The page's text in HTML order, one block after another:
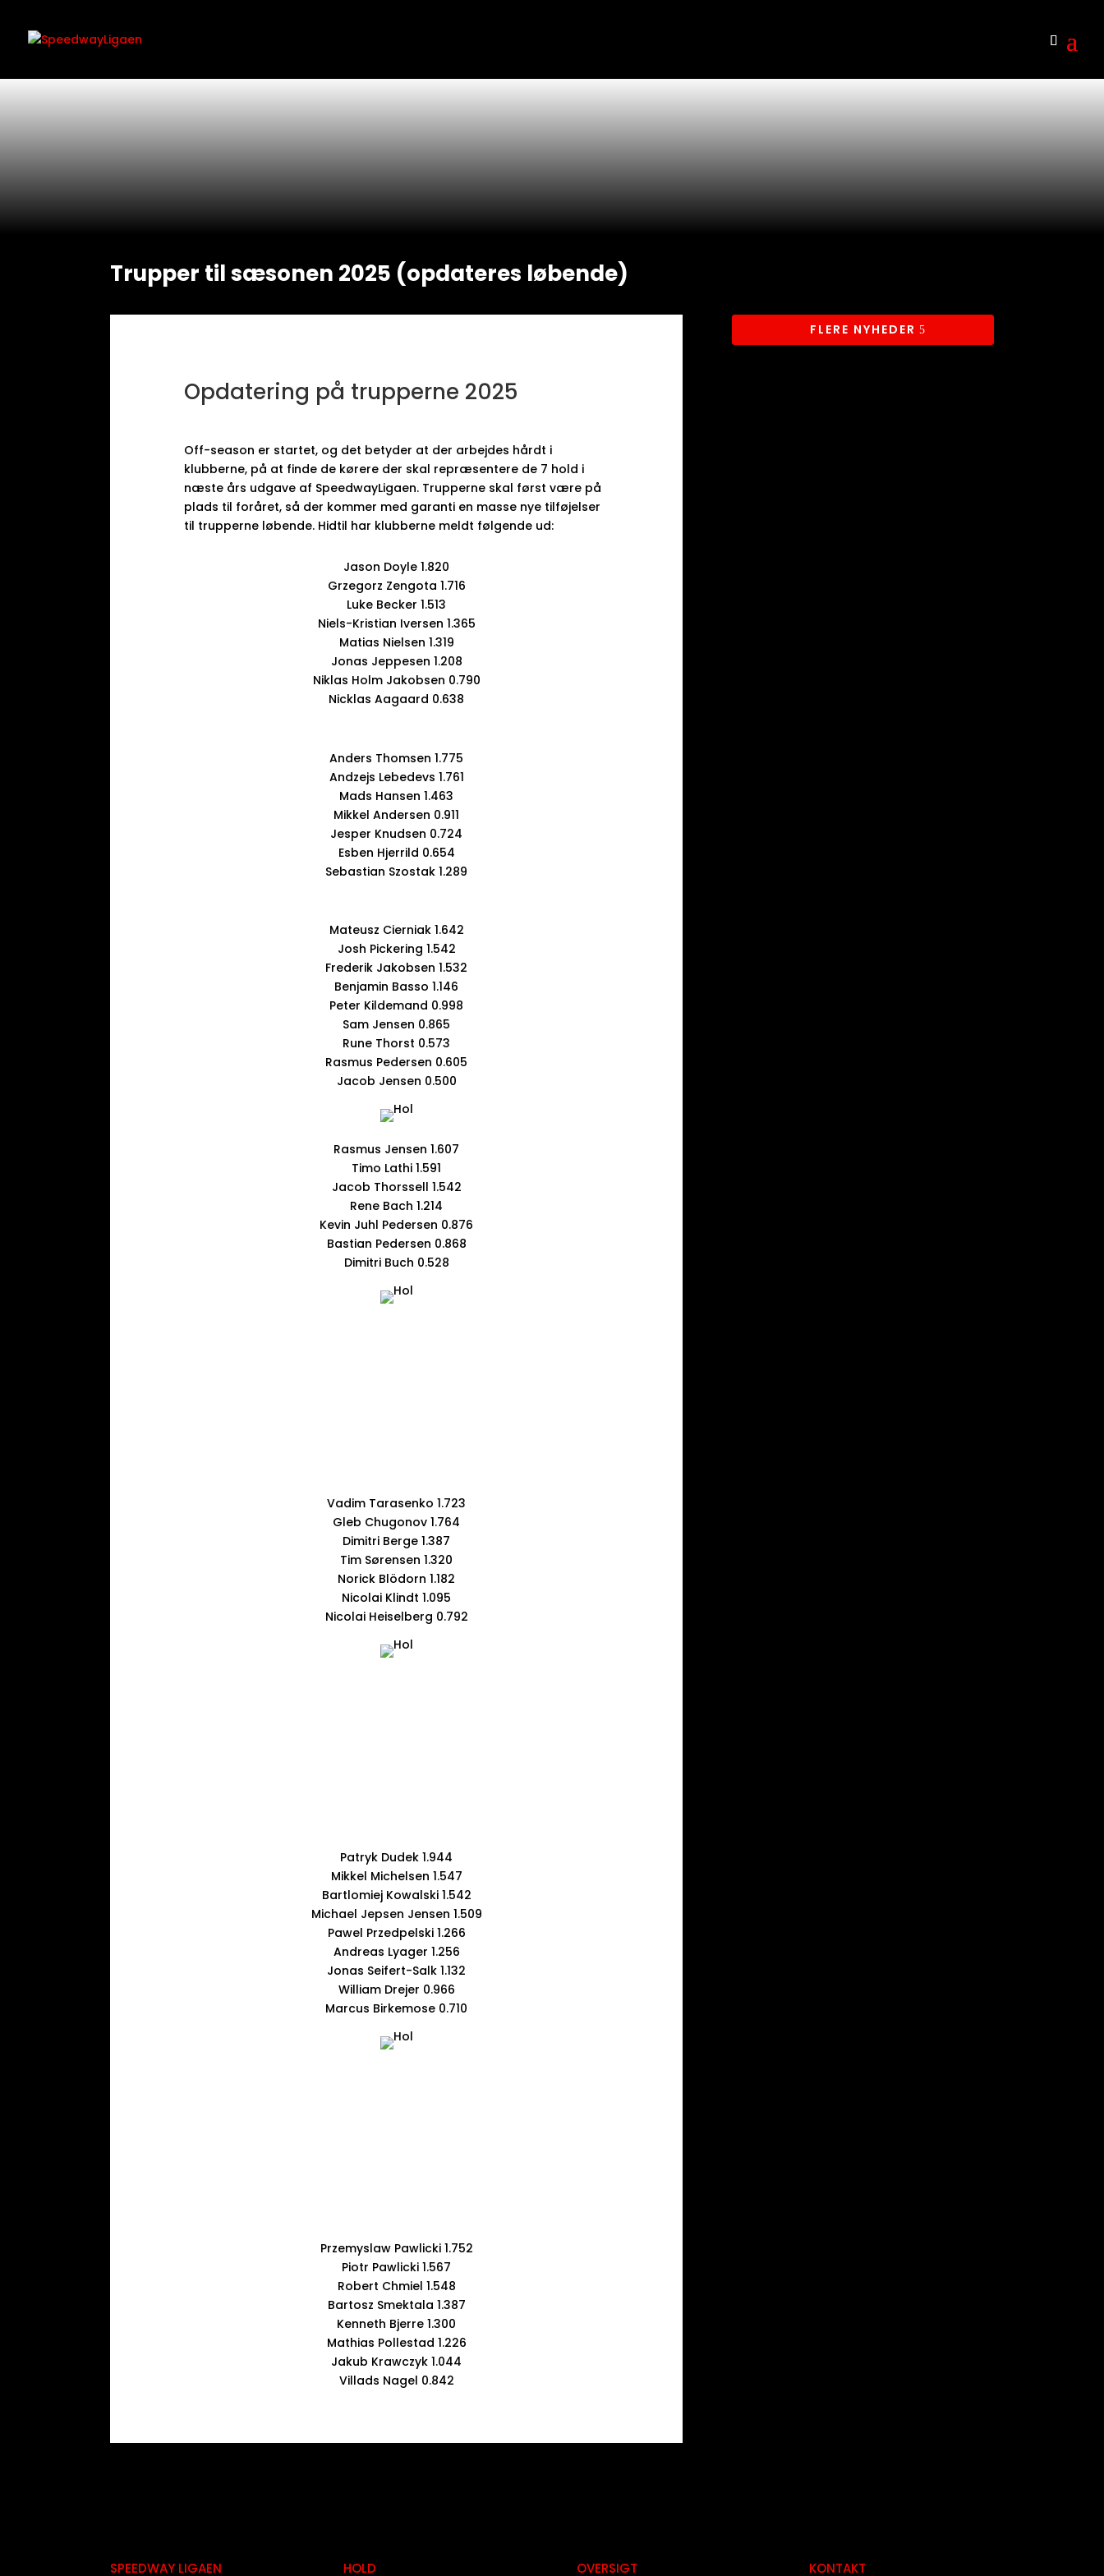
Trupper til sæsonen 2025 (opdateres løbende)
Opdatering på trupperne 2025
Off-season er startet, og det betyder at der arbejdes hårdt i
klubberne, på at finde de kørere der skal repræsentere de 7 hold i
næste års udgave af SpeedwayLigaen. Trupperne skal først være på
plads til foråret, så der kommer med garanti en masse nye tilføjelser
til trupperne løbende. Hidtil har klubberne meldt følgende ud:
Jason Doyle 1.820
Grzegorz Zengota 1.716
Luke Becker 1.513
Niels-Kristian Iversen 1.365
Matias Nielsen 1.319
Jonas Jeppesen 1.208
Niklas Holm Jakobsen 0.790
Nicklas Aagaard 0.638
Anders Thomsen 1.775
Andzejs Lebedevs 1.761
Mads Hansen 1.463
Mikkel Andersen 0.911
Jesper Knudsen 0.724
Esben Hjerrild 0.654
Sebastian Szostak 1.289
Mateusz Cierniak 1.642
Josh Pickering 1.542
Frederik Jakobsen 1.532
Benjamin Basso 1.146
Peter Kildemand 0.998
Sam Jensen 0.865
Rune Thorst 0.573
Rasmus Pedersen 0.605
Jacob Jensen 0.500
Rasmus Jensen 1.607
Timo Lathi 1.591
Jacob Thorssell 1.542
Rene Bach 1.214
Kevin Juhl Pedersen 0.876
Bastian Pedersen 0.868
Dimitri Buch 0.528
Vadim Tarasenko 1.723
Gleb Chugonov 1.764
Dimitri Berge 1.387
Tim Sørensen 1.320
Norick Blödorn 1.182
Nicolai Klindt 1.095
Nicolai Heiselberg 0.792
Patryk Dudek 1.944
Mikkel Michelsen 1.547
Bartlomiej Kowalski 1.542
Michael Jepsen Jensen 1.509
Pawel Przedpelski 1.266
Andreas Lyager 1.256
Jonas Seifert-Salk 1.132
William Drejer 0.966
Marcus Birkemose 0.710
Przemyslaw Pawlicki 1.752
Piotr Pawlicki 1.567
Robert Chmiel 1.548
Bartosz Smektala 1.387
Kenneth Bjerre 1.300
Mathias Pollestad 1.226
Jakub Krawczyk 1.044
Villads Nagel 0.842
FLERE NYHEDER
SPEEDWAY LIGAEN HOLD OVERSIGT KONTAKT